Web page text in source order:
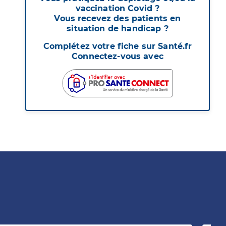
vaccination Covid ?
Vous recevez des patients en
situation de handicap ?
Complétez votre fiche sur Santé.fr
Connectez-vous avec